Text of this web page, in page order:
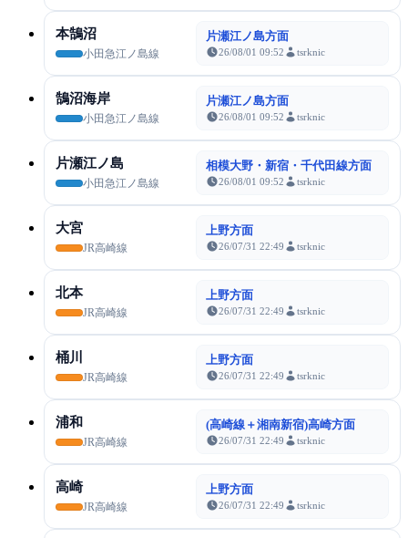
本鵠沼
小田急江ノ島線
片瀬江ノ島方面
26/08/01 09:52 tsrknic
鵠沼海岸
小田急江ノ島線
片瀬江ノ島方面
26/08/01 09:52 tsrknic
片瀬江ノ島
小田急江ノ島線
相模大野・新宿・千代田線方面
26/08/01 09:52 tsrknic
大宮
JR高崎線
上野方面
26/07/31 22:49 tsrknic
北本
JR高崎線
上野方面
26/07/31 22:49 tsrknic
桶川
JR高崎線
上野方面
26/07/31 22:49 tsrknic
浦和
JR高崎線
(高崎線＋湘南新宿)高崎方面
26/07/31 22:49 tsrknic
高崎
JR高崎線
上野方面
26/07/31 22:49 tsrknic